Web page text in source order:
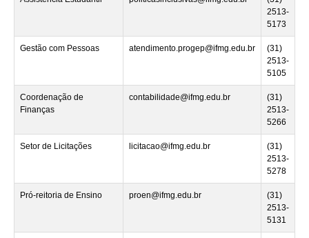
2513-
5173
Gestão com Pessoas atendimento.progep@ifmg.edu.br
(31)
2513-
5105
Coordenação de
Finanças
contabilidade@ifmg.edu.br
(31)
2513-
5266
Setor de Licitações licitacao@ifmg.edu.br
(31)
2513-
5278
Pró-reitoria de Ensino proen@ifmg.edu.br
(31)
2513-
5131